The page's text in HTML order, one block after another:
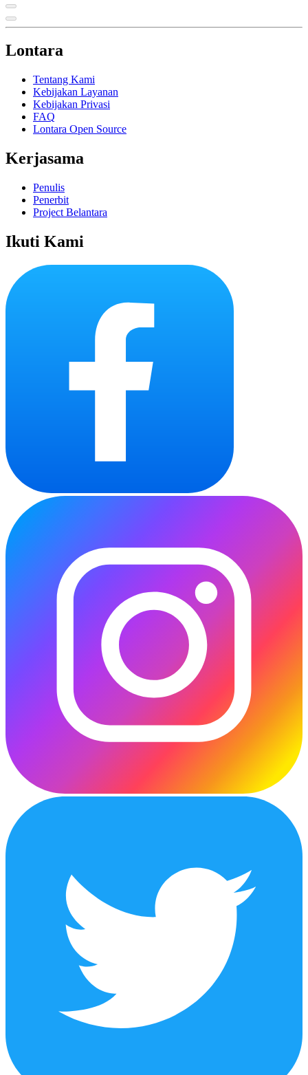
Lontara
Tentang Kami
Kebijakan Layanan
Kebijakan Privasi
FAQ
Lontara Open Source
Kerjasama
Penulis
Penerbit
Project Belantara
Ikuti Kami